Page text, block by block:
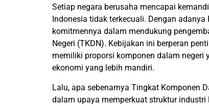
Setiap negara berusaha mencapai
Indonesia tidak terkecuali. Dengan
komitmennya dalam mendukung
Negeri (TKDN). Kebijakan ini berperan
memiliki proporsi komponen dalam
ekonomi yang lebih mandiri.
Lalu, apa sebenarnya Tingkat Komponen
dalam upaya memperkuat struktur